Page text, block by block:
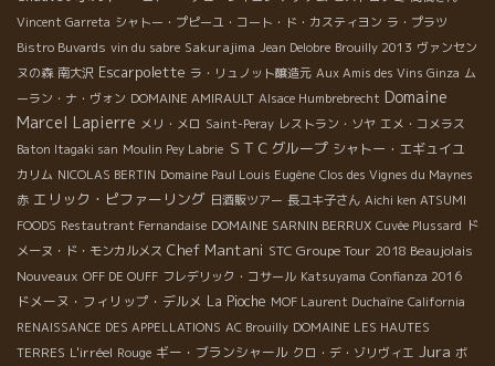
Vincent Garreta シャトー・プピーユ・コート・ド・カスティヨン ラ・プラツ
Bistro Buvards vin du sabre Sakurajima Jean Delobre Brouilly 2013 ヴァンセン
ヌの森 南大沢 Escarpolette ラ・リュノット醸造元 Aux Amis des Vins Ginza ム
ーラン・ナ・ヴォン DOMAINE AMIRAULT Alsace Humbrebrecht Domaine
Marcel Lapierre メリ・メロ Saint-Peray レストラン・ソヤ エメ・コメラス
Baton Itagaki san Moulin Pey Labrie ＳＴＣグループ シャトー・エギュイユ
カリム NICOLAS BERTIN Domaine Paul Louis Eugène Clos des Vignes du Maynes
赤 エリック・ピファーリング 日酒販ツアー 長ユキ子さん Aichi ken ATSUMI
FOODS Restautrant Fernandaise DOMAINE SARNIN BERRUX Cuvée Plussard ド
メーヌ・ド・モンカルメス Chef Mantani STC Groupe Tour 2018 Beaujolais
Nouveaux OFF DE OUFF フレデリック・コサール Katsuyama Confianza 2016
ドメーヌ・フィリップ・デルメ La Pioche MOF Laurent Duchaîne California
RENAISSANCE DES APPELLATIONS AC Brouilly DOMAINE LES HAUTES
TERRES L'irréel Rouge ギー・ブランシャール クロ・デ・ゾリヴィエ Jura ボ